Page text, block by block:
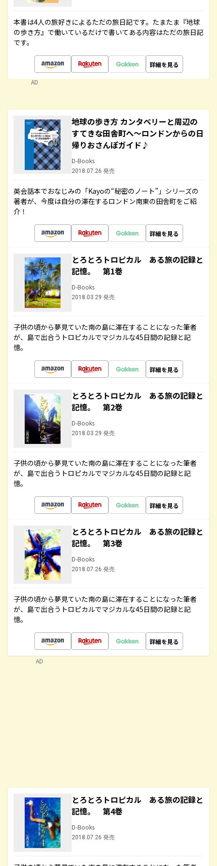
本書は4人の旅好きによるただの旅日記です。たまたま『地球
の歩き方』で働いているだけで書いてある内容はただの旅日記
です。
詳細を見る
AD
地球の歩き方 カンタベリーと周辺の
すてきな田舎町へ～ロンドンからの日
帰りおさんぽガイド♪
D-Books
2018.07.26 発売
英会話本でおなじみの「Kayoの“秘密のノート”」シリーズの
著者が、今度は自分の滞在するロンドン南東の田舎町をご紹
介！
詳細を見る
とろとろトロピカル ある旅の記録と
記憶。 第1巻
D-Books
2018.03.29 発売
子供の頃から夢見ていた南の島に滞在することになった筆者
が、島で出合うトロピカルでマジカルな45日間の記録と記
憶。
詳細を見る
とろとろトロピカル ある旅の記録と
記憶。 第2巻
D-Books
2018.03.29 発売
子供の頃から夢見ていた南の島に滞在することになった筆者
が、島で出合うトロピカルでマジカルな45日間の記録と記
憶。
詳細を見る
とろとろトロピカル ある旅の記録と
記憶。 第3巻
D-Books
2018.07.26 発売
子供の頃から夢見ていた南の島に滞在することになった筆者
が、島で出合うトロピカルでマジカルな45日間の記録と記
憶。
詳細を見る
とろとろトロピカル ある旅の記録と
記憶。 第4巻
D-Books
2018.07.26 発売
AD